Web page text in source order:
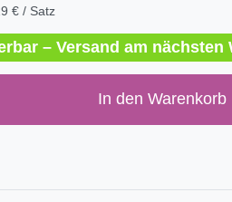
€ / Satz
– Versand am nächsten
In den Warenkorb